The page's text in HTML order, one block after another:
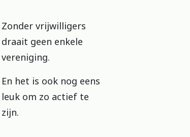
Zonder vrijwilligers
draait geen enkele
vereniging.
En het is ook nog eens
leuk om zo actief te
zijn.